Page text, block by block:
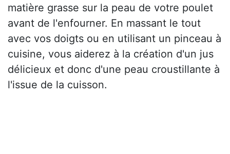
matière grasse sur la peau de votre poulet
avant de l'enfourner. En massant le tout
avec vos doigts ou en utilisant un pinceau à
cuisine, vous aiderez à la création d'un jus
délicieux et donc d'une peau croustillante à
l'issue de la cuisson.